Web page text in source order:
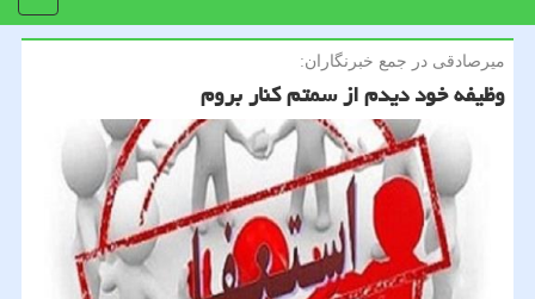
میرصادقی در جمع خبرنگاران:
وظیفه خود دیدم از سمتم كنار بروم